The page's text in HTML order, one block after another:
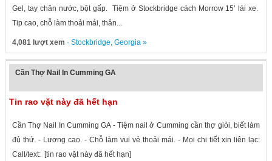
Gel, tay chân nước, bột gấp. Tiệm ở Stockbridge cách Morrow 15’ lái xe.
Tip cao, chỗ làm thoải mái, thân...
4,081 lượt xem · Stockbridge, Georgia»
Cần Thợ Nail In Cumming GA
Tin rao vặt này đã hết hạn
Cần Thợ Nail In Cumming GA - Tiệm nail ở Cumming cần thợ giỏi, biết làm
đủ thứ. - Lương cao. - Chỗ làm vui vẻ thoải mái. - Mọi chi tiết xin liên lạc:
Call/text: [tin rao vặt này đã hết hạn]